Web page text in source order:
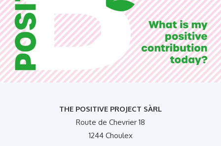
THE POSITIVE PROJECT SÀRL
Route de Chevrier 18
1244 Choulex